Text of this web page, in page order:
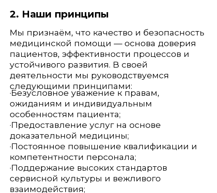
·Безусловное уважение к правам,
ожиданиям и индивидуальным
особенностям пациента;
·Предоставление услуг на основе
доказательной медицины;
·Постоянное повышение квалификации и
компетентности персонала;
·Поддержание высоких стандартов
сервисной культуры и вежливого
взаимодействия;
·Соблюдение законодательства
Республики Узбекистан и международных
требований;
·Поддержка цифровых решений и
устойчивых практик (ESG-подход);
·Минимизация клинических и
операционных рисков.
3. Цели в области качества и
безопасности
Мы стремимся к достижению следующих
стратегических целей: